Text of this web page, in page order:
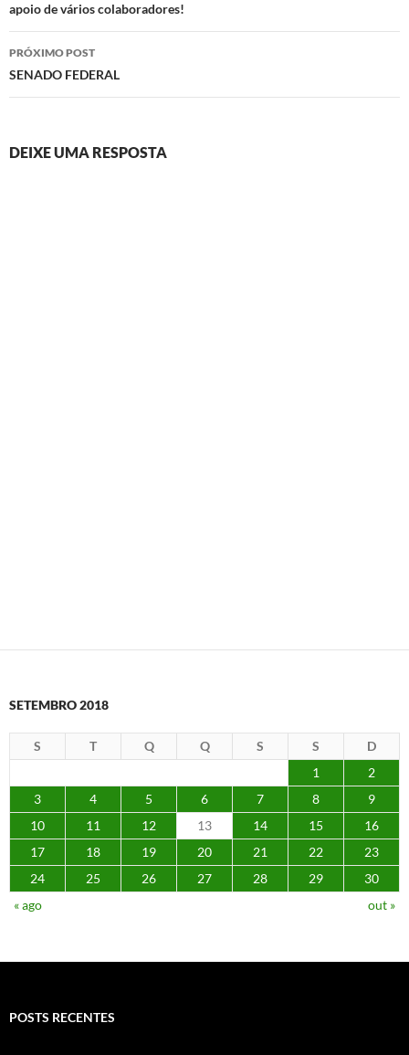
posts
apoio de vários colaboradores!
PRÓXIMO POST
SENADO FEDERAL
DEIXE UMA RESPOSTA
SETEMBRO 2018
S T Q Q S S
D
1
2
3
4 5 6 7 8
9
10
11 12 13 14 15
16
17
18 19 20 21 22
23
24
25 26 27 28 29
30
« ago
out »
POSTS RECENTES